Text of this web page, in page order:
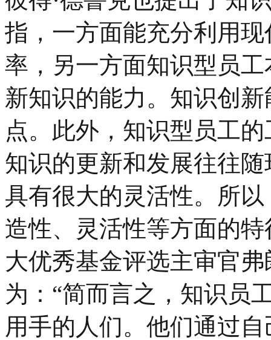
指，一方面能充分利用
率，另一方面知识型员
新知识的能力。知识创
点。此外，知识型员工
知识的更新和发展往往
具有很大的灵活性。所
造性、灵活性等方面的
大优秀基金评选主审官弗
为：“简而言之，知识员
用手的人们。他们通过